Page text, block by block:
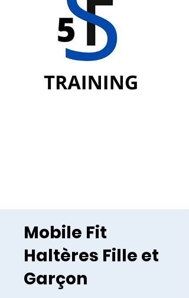
Mobile Fit
Haltères Fille et
Garçon